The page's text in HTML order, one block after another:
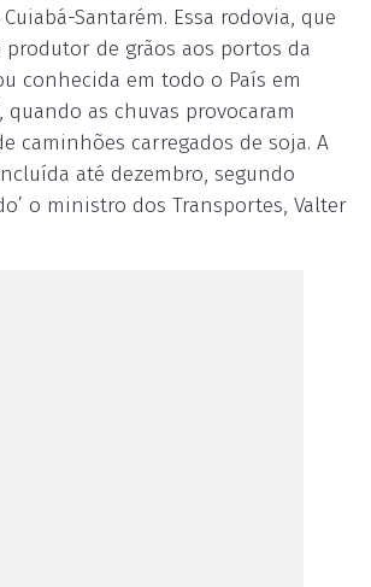
Santarém. Essa rodovia, que
de grãos aos portos da
conhecida em todo o País em
quando as chuvas provocaram
caminhões carregados de soja. A
até dezembro, segundo
o ministro dos Transportes, Valter